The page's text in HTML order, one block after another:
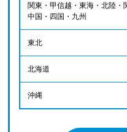
関東・甲信越・東海・北陸・
中国・四国・九州
東北
北海道
沖縄